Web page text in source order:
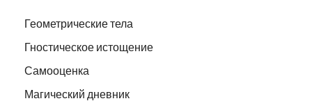
Геометрические тела
Гностическое истощение
Самооценка
Магический дневник